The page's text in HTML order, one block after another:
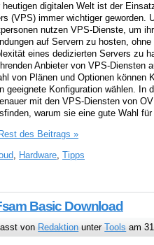
heutigen digitalen Welt ist der
(VPS) immer wichtiger geworden.
nutzen VPS-Dienste, um
auf Servern zu hosten,
eines dedizierten Servers zu
Anbieter von VPS-Diensten
von Plänen und Optionen können
geeignete Konfiguration wählen. In
mit den VPS-Diensten von
warum sie eine gute Wahl
des Beitrags »
Hardware Tipps
Basic Download
von Redaktion unterTools am